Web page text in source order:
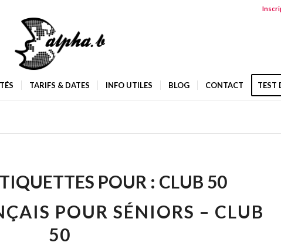
TARIFS & DATES INFO UTILES BLOG CONTACT TEST
POUR : CLUB 50
POUR SÉNIORS – CLUB
50